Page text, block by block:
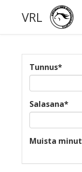
VRL
Tunnus*
Salasana*
Muista minut